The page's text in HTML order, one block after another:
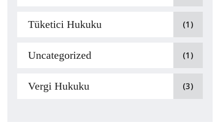
Tüketici Hukuku (1)
Uncategorized (1)
Vergi Hukuku (3)